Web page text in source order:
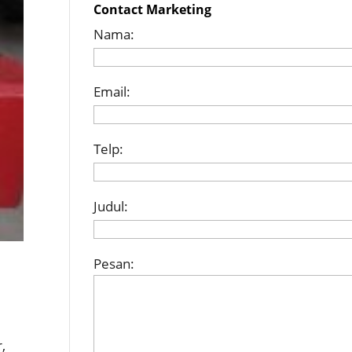
Contact Marketing
Nama:
Email:
Telp:
Judul:
Pesan: